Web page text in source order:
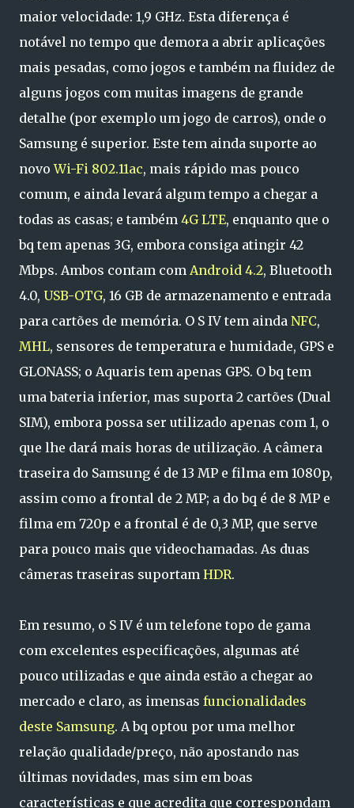
maior velocidade: 1,9 GHz. Esta diferença é
notável no tempo que demora a abrir aplicações
mais pesadas, como jogos e também na fluidez de
alguns jogos com muitas imagens de grande
detalhe (por exemplo um jogo de carros), onde o
Samsung é superior. Este tem ainda suporte ao
novoWi-Fi 802.11ac, mais rápido mas pouco
comum, e ainda levará algum tempo a chegar a
todas as casas; e também 4G LTE, enquanto que o
bq tem apenas 3G, embora consiga atingir 42
Mbps. Ambos contam com Android 4.2, Bluetooth
4.0, USB-OTG, 16 GB de armazenamento e entrada
para cartões de memória. O S IV tem ainda NFC,
MHL, sensores de temperatura e humidade, GPS e
GLONASS; o Aquaris tem apenas GPS. O bq tem
uma bateria inferior, mas suporta 2 cartões (Dual
SIM), embora possa ser utilizado apenas com 1, o
que lhe dará mais horas de utilização. A câmera
traseira do Samsung é de 13 MP e filma em 1080p,
assim como a frontal de 2 MP; a do bq é de 8 MP e
filma em 720p e a frontal é de 0,3 MP, que serve
para pouco mais que videochamadas. As duas
câmeras traseiras suportam HDR.
Em resumo, o S IV é um telefone topo de gama
com excelentes especificações, algumas até
pouco utilizadas e que ainda estão a chegar ao
mercado e claro, as imensas funcionalidades
deste Samsung. A bq optou por uma melhor
relação qualidade/preço, não apostando nas
últimas novidades, mas sim em boas
características e que acredita que correspondam